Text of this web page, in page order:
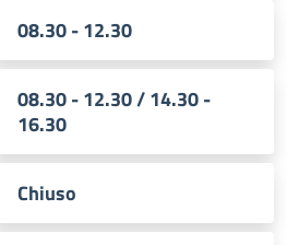
08.30 - 12.30
08.30 - 12.30 / 14.30 -
16.30
Chiuso